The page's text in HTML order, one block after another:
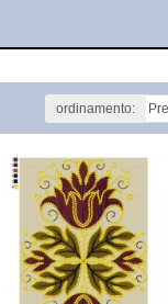
ordinamento: